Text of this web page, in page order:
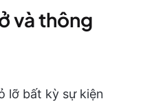
và thông
lỡ bất kỳ sự kiện